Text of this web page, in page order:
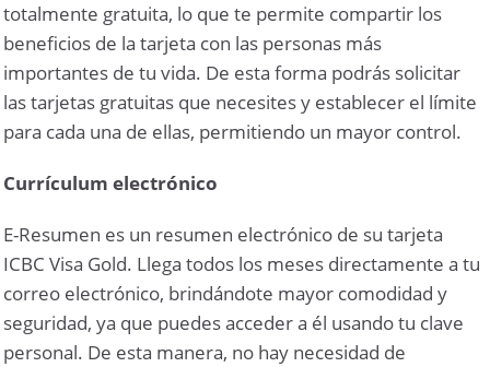
totalmente gratuita, lo que te permite compartir los
beneficios de la tarjeta con las personas más
importantes de tu vida. De esta forma podrás solicitar
las tarjetas gratuitas que necesites y establecer el límite
para cada una de ellas, permitiendo un mayor control.
Currículum electrónico
E-Resumen es un resumen electrónico de su tarjeta
ICBC Visa Gold. Llega todos los meses directamente a tu
correo electrónico, brindándote mayor comodidad y
seguridad, ya que puedes acceder a él usando tu clave
personal. De esta manera, no hay necesidad de